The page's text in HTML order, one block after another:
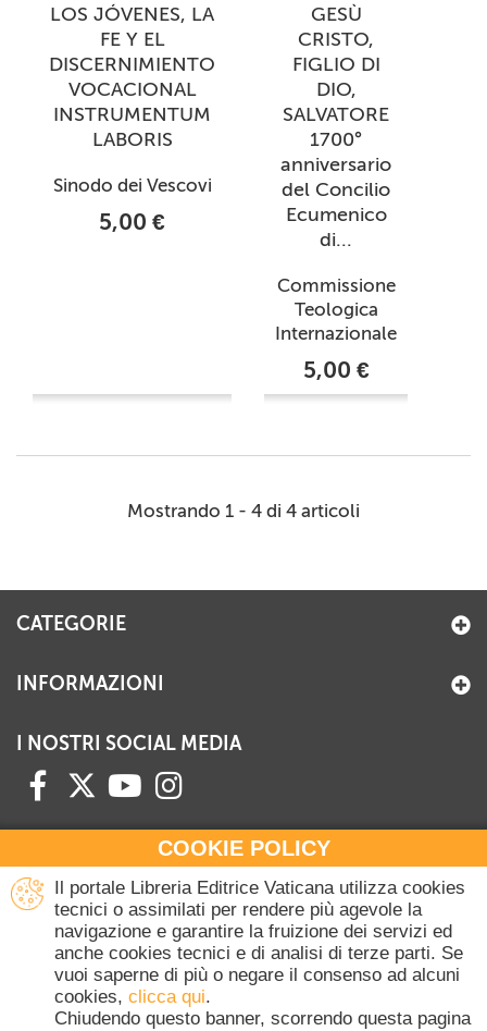
LOS JÓVENES, LA
FE Y EL
DISCERNIMIENTO
VOCACIONAL
INSTRUMENTUM
LABORIS
Sinodo dei Vescovi
5,00 €
GESÙ
CRISTO,
FIGLIO DI
DIO,
SALVATORE
1700°
anniversario
del Concilio
Ecumenico
di...
Commissione
Teologica
Internazionale
5,00 €
Mostrando 1 - 4 di 4 articoli
COOKIE POLICY
Il portale Libreria Editrice Vaticana utilizza cookies
tecnici o assimilati per rendere più agevole la
navigazione e garantire la fruizione dei servizi ed
anche cookies tecnici e di analisi di terze parti. Se
vuoi saperne di più o negare il consenso ad alcuni
cookies, clicca qui.
Chiudendo questo banner, scorrendo questa pagina
CATEGORIE
INFORMAZIONI
I NOSTRI SOCIAL MEDIA
HAI BISOGNO DI INFORMAZIONI?
Contattaci all'Ufficio Commerciale
+39 06 698 45780
Lunedì-Giovedì 8-16.30
Venerdì 8-14
(Escluse festività Vaticane)